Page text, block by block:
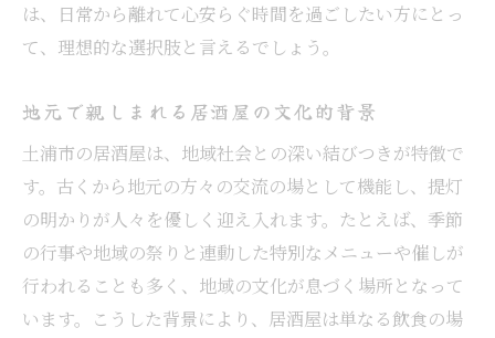
は、日常から離れて心安らぐ時間を過ごしたい方にとっ
て、理想的な選択肢と言えるでしょう。
地元で親しまれる居酒屋の文化的背景
土浦市の居酒屋は、地域社会との深い結びつきが特徴で
す。古くから地元の方々の交流の場として機能し、提灯
の明かりが人々を優しく迎え入れます。たとえば、季節
の行事や地域の祭りと連動した特別なメニューや催しが
行われることも多く、地域の文化が息づく場所となって
います。こうした背景により、居酒屋は単なる飲食の場